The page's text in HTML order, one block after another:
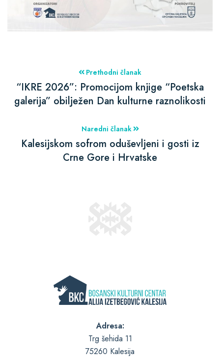
Prethodni članak
“IKRE 2026”: Promocijom knjige “Poetska
galerija” obilježen Dan kulturne raznolikosti
Naredni članak
Kalesijskom sofrom oduševljeni i gosti iz
Crne Gore i Hrvatske
Adresa:
Trg šehida 11
75260 Kalesija